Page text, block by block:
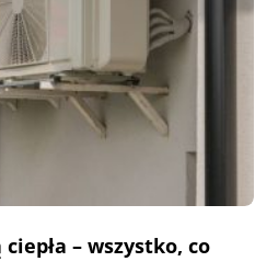
– wszystko, co